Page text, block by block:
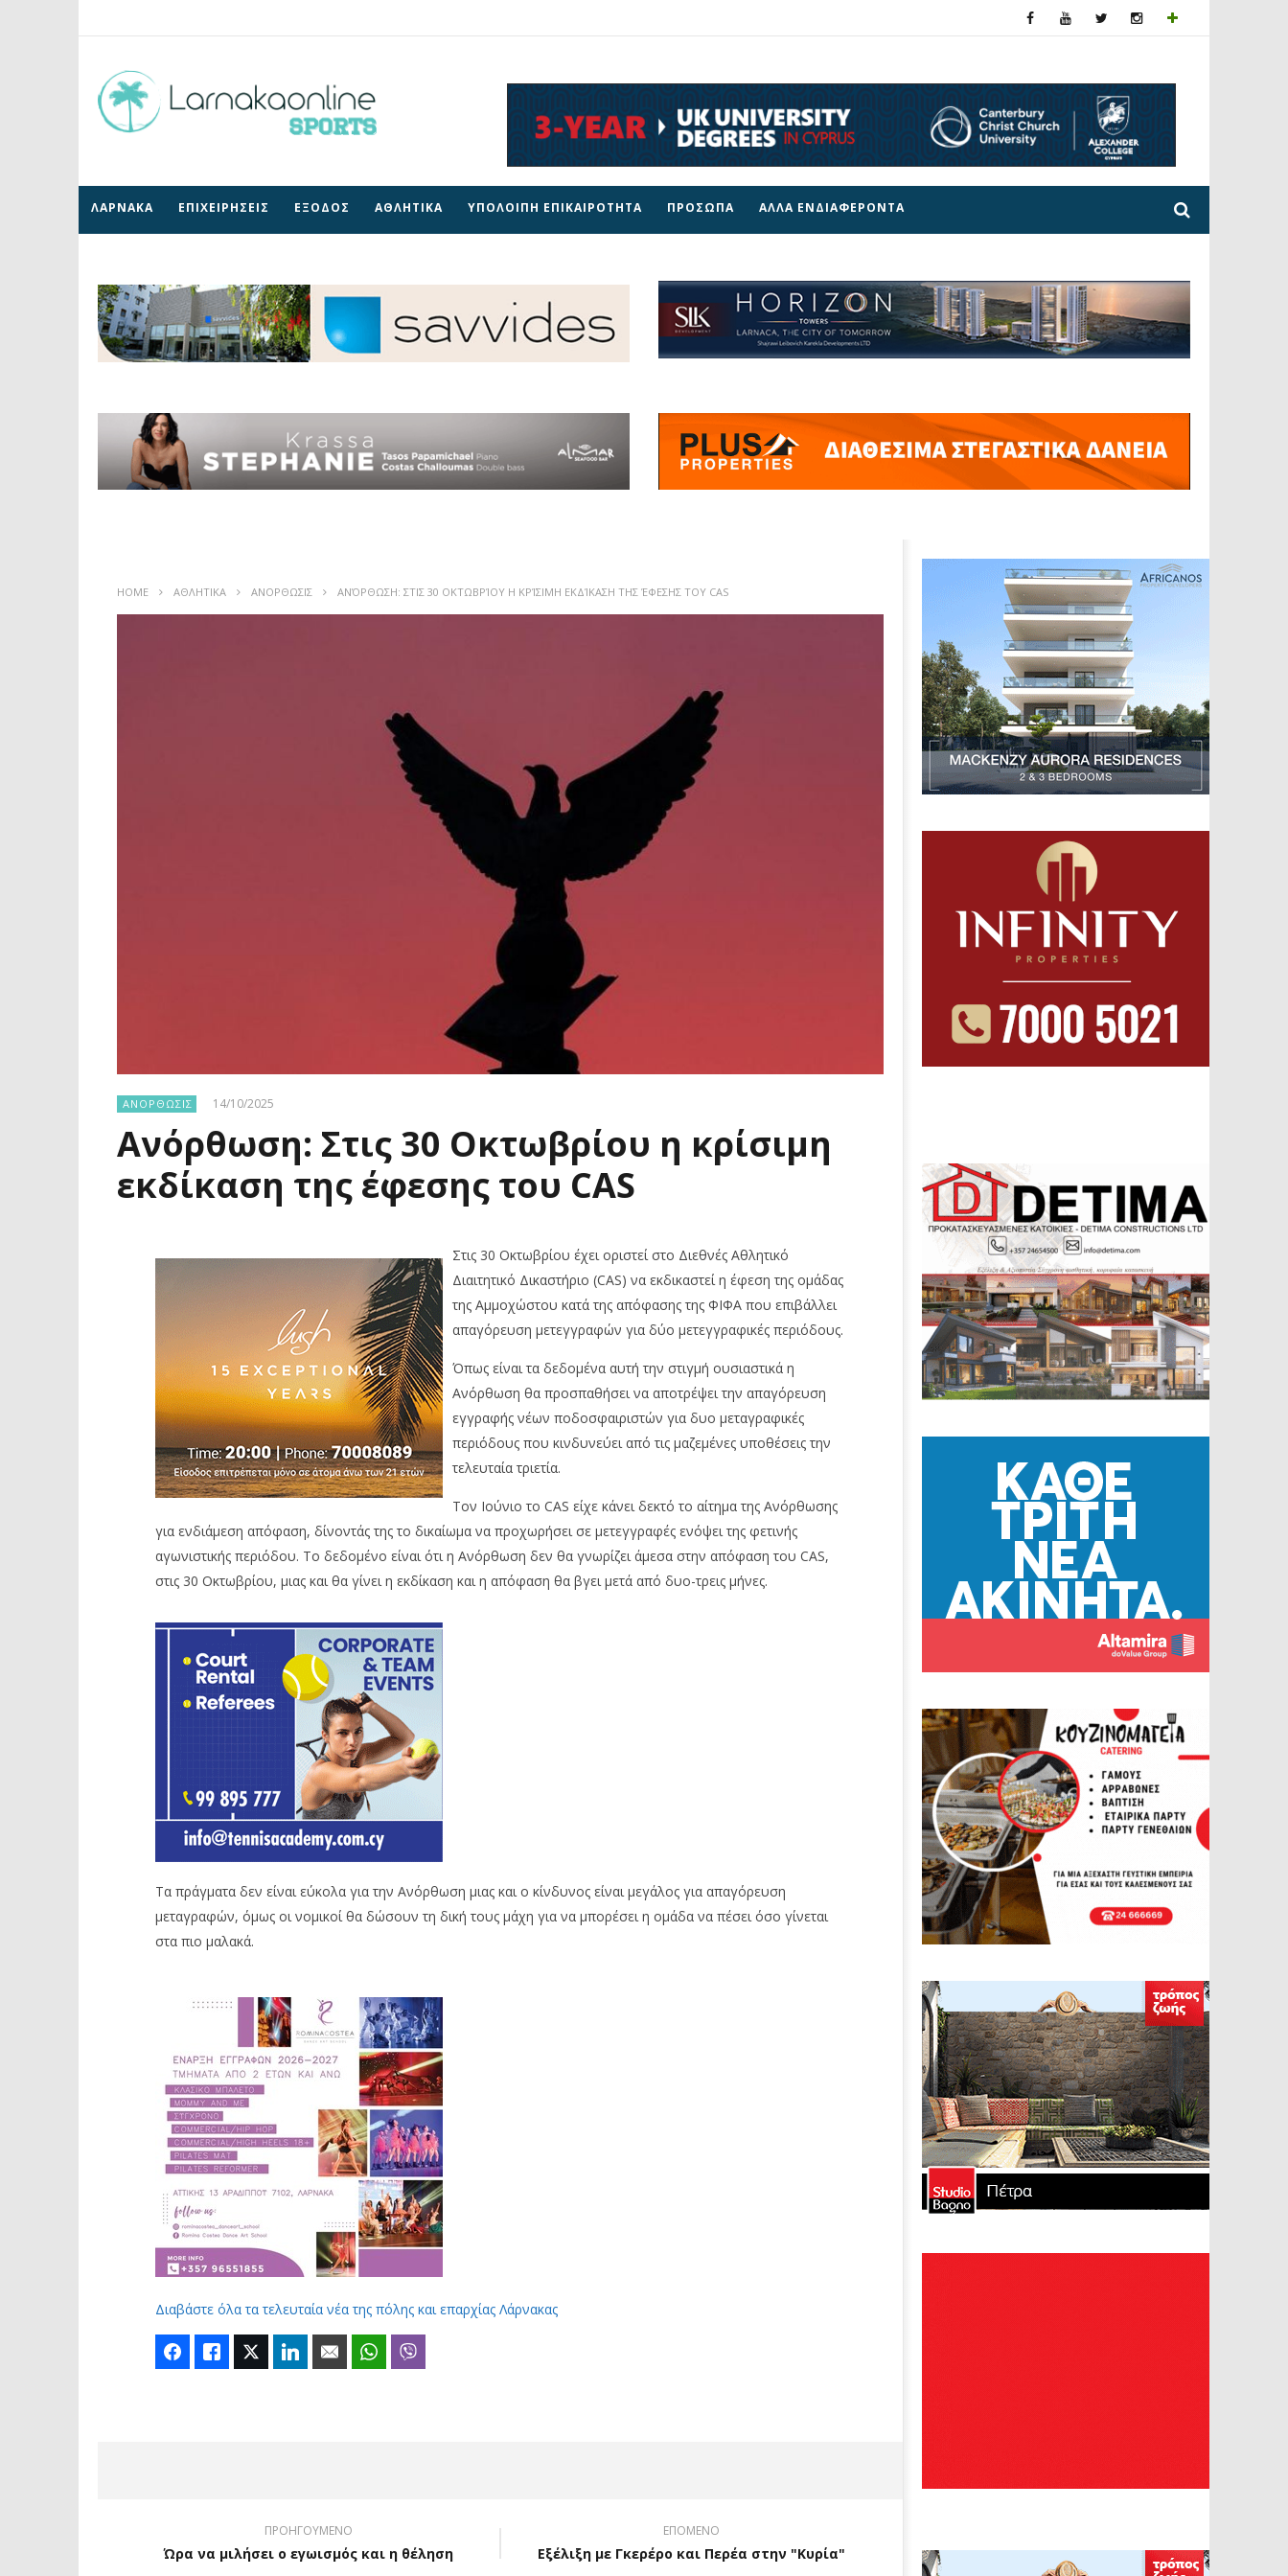
ΛΑΡΝΑΚΑ ΕΠΙΧΕΙΡΗΣΕΙΣ ΕΞΟΔΟΣ ΑΘΛΗΤΙΚΑ ΥΠΟΛΟΙΠΗ ΕΠΙΚΑΙΡΟΤΗΤΑ ΠΡΟΣΩΠΑ ΑΛΛΑ ΕΝΔΙΑΦΕΡΟΝΤΑ
HOME ΑΘΛΗΤΙΚΑ ΑΝΟΡΘΩΣΙΣ ΑΝΌΡΘΩΣΗ: ΣΤΙΣ 30 ΟΚΤΩΒΡΊΟΥ Η ΚΡΊΣΙΜΗ ΕΚΔΊΚΑΣΗ ΤΗΣ ΈΦΕΣΗΣ ΤΟΥ CAS
ΑΝΟΡΘΩΣΙΣ 14/10/2025
Ανόρθωση: Στις 30 Οκτωβρίου η κρίσιμη
εκδίκαση της έφεσης του CAS
Στις 30 Οκτωβρίου έχει οριστεί στο Διεθνές Αθλητικό
Διαιτητικό Δικαστήριο (CAS) να εκδικαστεί η έφεση της ομάδας
της Αμμοχώστου κατά της απόφασης της ΦΙΦΑ που επιβάλλει
απαγόρευση μετεγγραφών για δύο μετεγγραφικές περιόδους.
Όπως είναι τα δεδομένα αυτή την στιγμή ουσιαστικά η
Ανόρθωση θα προσπαθήσει να αποτρέψει την απαγόρευση
εγγραφής νέων ποδοσφαιριστών για δυο μεταγραφικές
περιόδους που κινδυνεύει από τις μαζεμένες υποθέσεις την
τελευταία τριετία.
Τον Ιούνιο το CAS είχε κάνει δεκτό το αίτημα της Ανόρθωσης
για ενδιάμεση απόφαση, δίνοντάς της το δικαίωμα να προχωρήσει σε μετεγγραφές ενόψει της φετινής
αγωνιστικής περιόδου. Το δεδομένο είναι ότι η Ανόρθωση δεν θα γνωρίζει άμεσα στην απόφαση του CAS,
στις 30 Οκτωβρίου, μιας και θα γίνει η εκδίκαση και η απόφαση θα βγει μετά από δυο-τρεις μήνες.
Τα πράγματα δεν είναι εύκολα για την Ανόρθωση μιας και ο κίνδυνος είναι μεγάλος για απαγόρευση
μεταγραφών, όμως οι νομικοί θα δώσουν τη δική τους μάχη για να μπορέσει η ομάδα να πέσει όσο γίνεται
στα πιο μαλακά.
Διαβάστε όλα τα τελευταία νέα της πόλης και επαρχίας Λάρνακας
FacebookLike Twitter LinkedIn Email WhatsApp
ΠΡΟΗΓΟΥΜΕΝΟ
Ώρα να μιλήσει ο εγωισμός και η θέληση
ΕΠΟΜΕΝΟ
Εξέλιξη με Γκερέρο και Περέα στην "Κυρία"